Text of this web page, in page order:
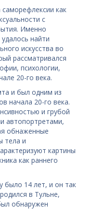
как
с
Именно
найти
искусства во
рассматривался
психологии,
20-го века.
и был одним из
начала 20-го века.
и грубой
автопортретами,
обнаженные
тела и
картины
как раннего
было 14 лет, и он так
в Тульне,
обнаружен